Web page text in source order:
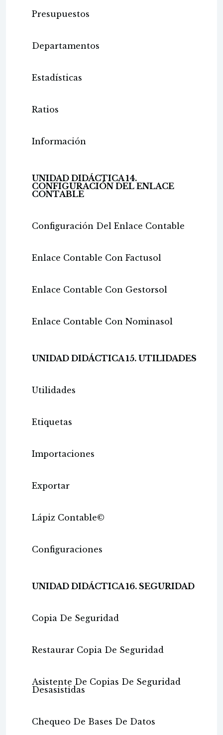
Presupuestos
Departamentos
Estadísticas
Ratios
Información
UNIDAD DIDÁCTICA 14.
CONFIGURACIÓN DEL ENLACE
CONTABLE
Configuración Del Enlace Contable
Enlace Contable Con Factusol
Enlace Contable Con Gestorsol
Enlace Contable Con Nominasol
UNIDAD DIDÁCTICA 15. UTILIDADES
Utilidades
Etiquetas
Importaciones
Exportar
Lápiz Contable©
Configuraciones
UNIDAD DIDÁCTICA 16. SEGURIDAD
Copia De Seguridad
Restaurar Copia De Seguridad
Asistente De Copias De Seguridad
Desasistidas
Chequeo De Bases De Datos